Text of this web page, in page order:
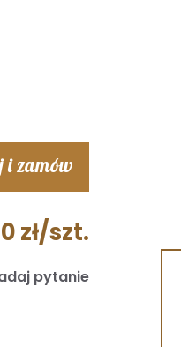
zł/szt.
i zamów
pytanie